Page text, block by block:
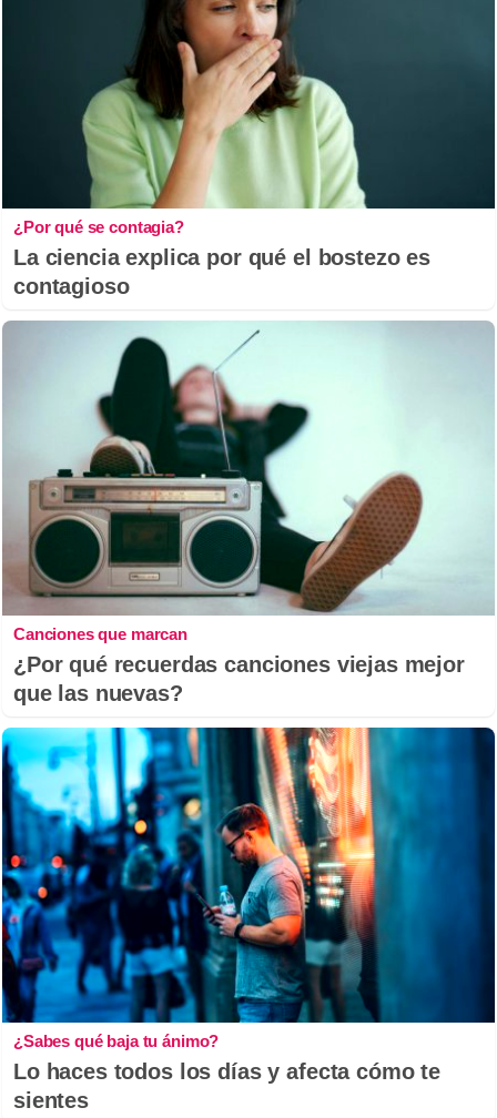
¿Por qué se contagia?
La ciencia explica por qué el bostezo es
contagioso
Canciones que marcan
¿Por qué recuerdas canciones viejas mejor
que las nuevas?
¿Sabes qué baja tu ánimo?
Lo haces todos los días y afecta cómo te
sientes